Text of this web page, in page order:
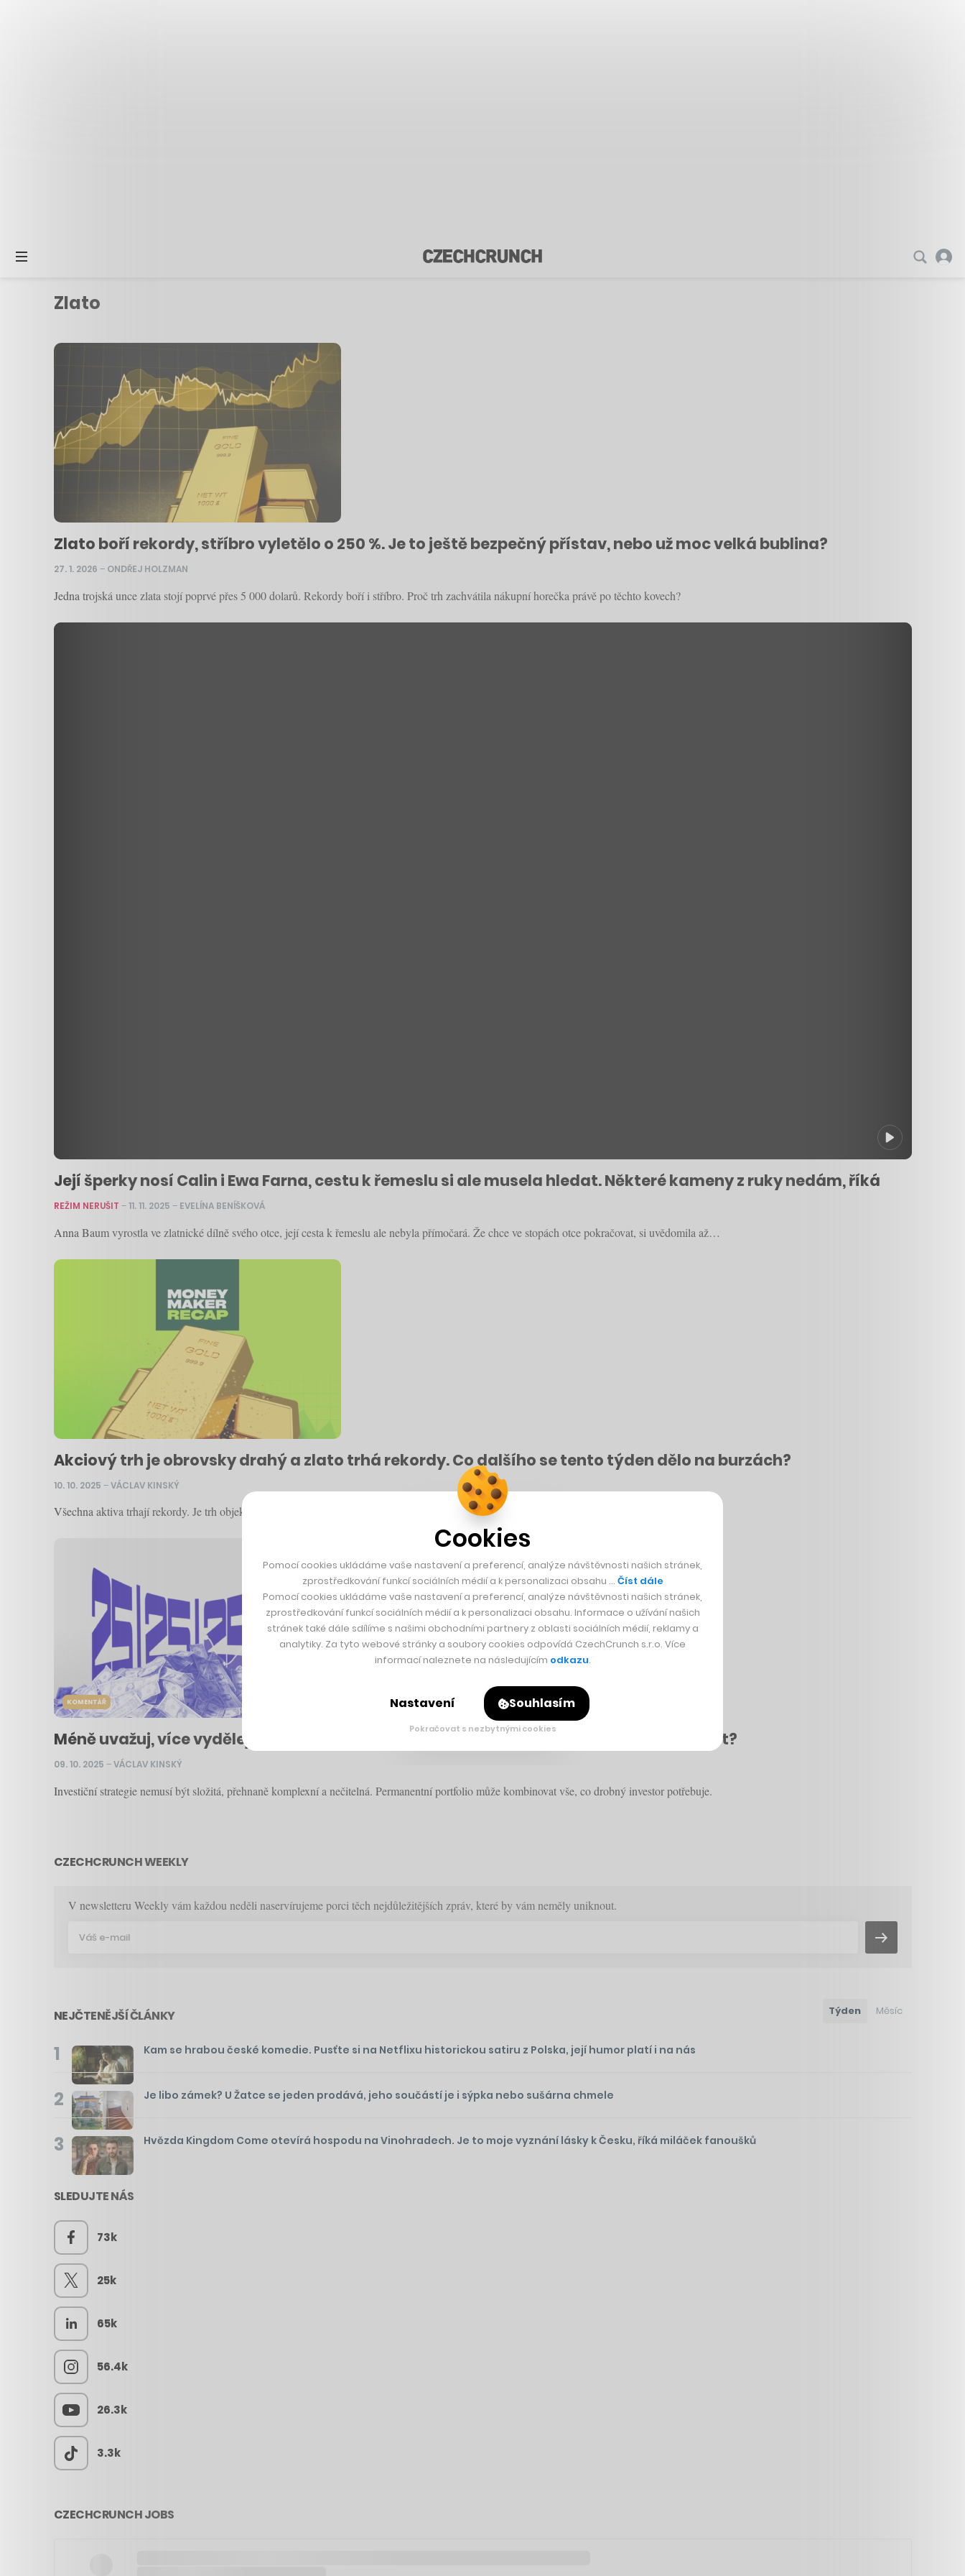
Zlato
Zlato boří rekordy, stříbro vyletělo o 250 %. Je to ještě bezpečný přístav, nebo už moc velká bublina?
27. 1. 2026 – ONDŘEJ HOLZMAN
Jedna trojská unce zlata stojí poprvé přes 5 000 dolarů. Rekordy boří i stříbro. Proč trh zachvátila nákupní horečka právě po těchto kovech?
Její šperky nosí Calin i Ewa Farna, cestu k řemeslu si ale musela hledat. Některé kameny z ruky nedám, říká
REŽIM NERUŠIT –11. 11. 2025 – EVELÍNA BENÍŠKOVÁ
Anna Baum vyrostla ve zlatnické dílně svého otce, její cesta k řemeslu ale nebyla přímočará. Že chce ve stopách otce pokračovat, si uvědomila až…
Akciový trh je obrovsky drahý a zlato trhá rekordy. Co dalšího se tento týden dělo na burzách?
10. 10. 2025 –VÁCLAV KINSKÝ
Všechna aktiva trhají rekordy. Je trh objektivně drahý? A jaká metrika se k tomu používá? Dnes se na to podíváme v novém vydání Money…
KOMENTÁŘ
Méně uvažuj, více vydělej. Proč znovu září 40 let stará investiční strategie a jak ji využít?
09. 10. 2025 –VÁCLAV KINSKÝ
Investiční strategie nemusí být složitá, přehnaně komplexní a nečitelná. Permanentní portfolio může kombinovat vše, co drobný investor potřebuje.
CZECHCRUNCH WEEKLY
V newsletteru Weekly vám každou neděli naservírujeme porci těch nejdůležitějších zpráv, které by vám neměly uniknout.
NEJČTENĚJŠÍ ČLÁNKY Týden Měsíc
1 Kam se hrabou české komedie. Pusťte si na Netflixu historickou satiru z Polska, její humor platí i na nás
2 Je libo zámek? U Žatce se jeden prodává, jeho součástí je i sýpka nebo sušárna chmele
3 Hvězda Kingdom Come otevírá hospodu na Vinohradech. Je to moje vyznání lásky k Česku, říká miláček fanoušků
SLEDUJTE NÁS
73k
25k
65k
56.4k
26.3k
3.3k
CZECHCRUNCH JOBS
Cookies
Pomocí cookies ukládáme vaše nastavení a preferencí, analýze návštěvnosti našich stránek,
zprostředkování funkcí sociálních médií a k personalizaci obsahu … Číst dále
Pomocí cookies ukládáme vaše nastavení a preferencí, analýze návštěvnosti našich stránek,
zprostředkování funkcí sociálních médií a k personalizaci obsahu. Informace o užívání našich
stránek také dále sdílíme s našimi obchodními partnery z oblasti sociálních médií, reklamy a
analytiky. Za tyto webové stránky a soubory cookies odpovídá CzechCrunch s.r.o. Více
informací naleznete na následujícím odkazu.
Nastavení Souhlasím
Pokračovat s nezbytnými cookies